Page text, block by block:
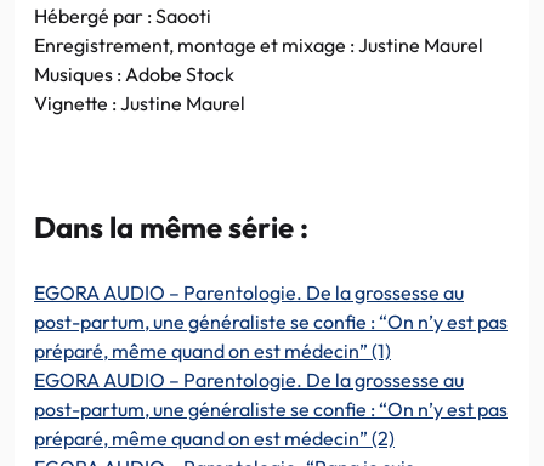
Hébergé par : Saooti
Enregistrement, montage et mixage : Justine Maurel
Musiques : Adobe Stock
Vignette : Justine Maurel
Dans la même série :
EGORA AUDIO – Parentologie. De la grossesse au
post-partum, une généraliste se confie : “On n’y est pas
préparé, même quand on est médecin” (1)
EGORA AUDIO – Parentologie. De la grossesse au
post-partum, une généraliste se confie : “On n’y est pas
préparé, même quand on est médecin” (2)